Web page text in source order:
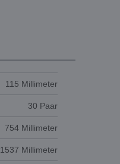
115 Millimeter
30 Paar
754 Millimeter
1537 Millimeter